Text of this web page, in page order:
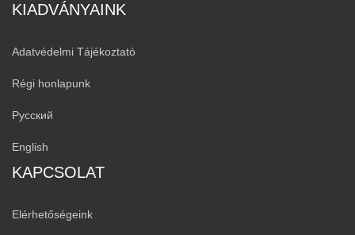
KIADVÁNYAINK
Adatvédelmi Tájékoztató
Régi honlapunk
Русский
English
KAPCSOLAT
Elérhetőségeink